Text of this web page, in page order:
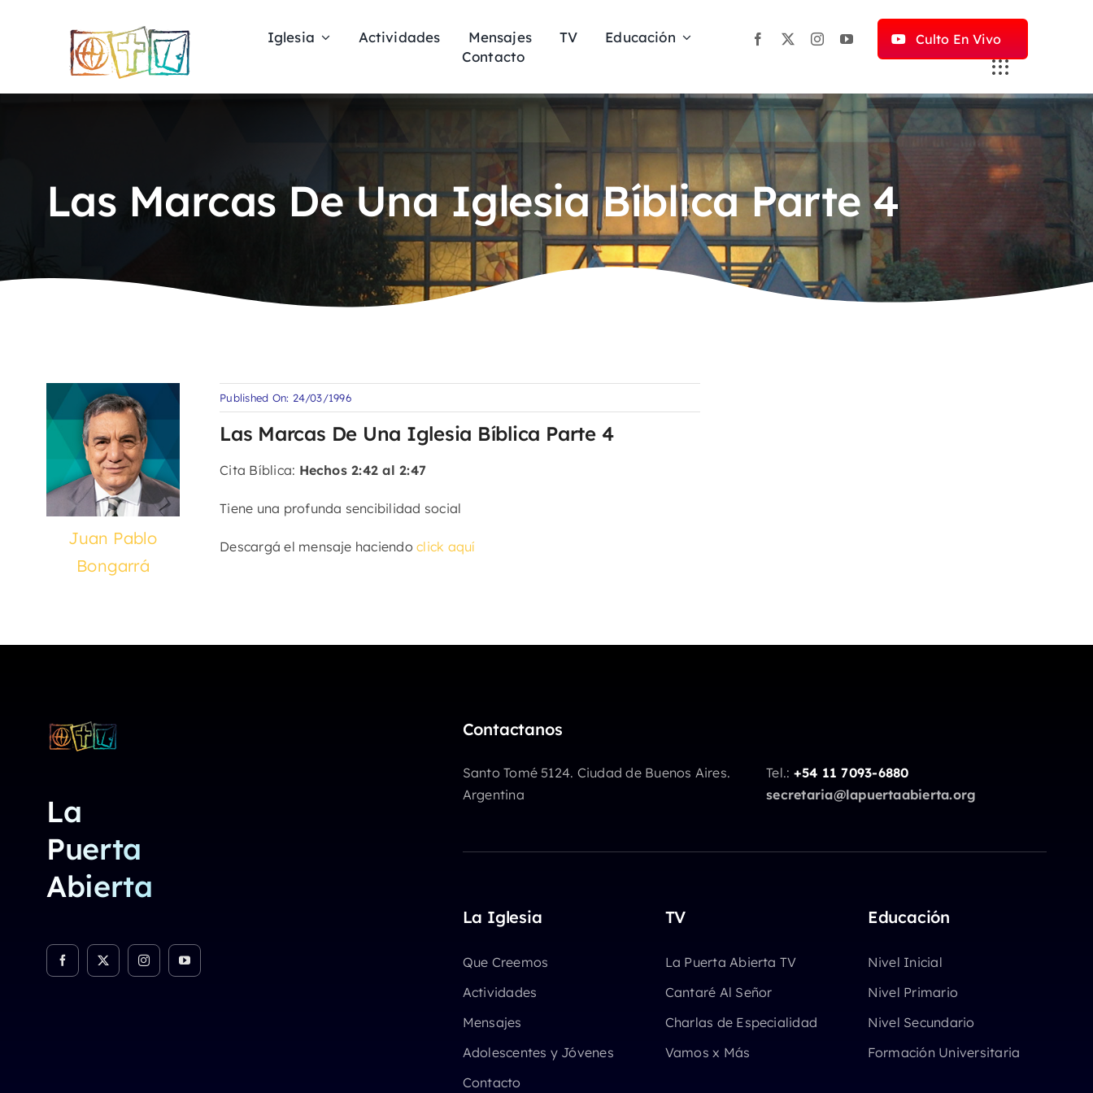
Iglesia Actividades Mensajes TV
Educación
Contacto
Culto En Vivo
Las Marcas De Una Iglesia Bíblica Parte 4
Juan Pablo
Bongarrá
Published On: 24/03/1996
Las Marcas De Una Iglesia Bíblica Parte 4
Cita Bíblica: Hechos 2:42 al 2:47
Tiene una profunda sencibilidad social
Descargá el mensaje haciendoclick aquí
La
Puerta
Abierta
Contactanos
Santo Tomé 5124. Ciudad de Buenos Aires.
Argentina
Tel.: +54 11 7093-6880
secretaria@lapuertaabierta.org
La Iglesia
Que Creemos
Actividades
Mensajes
Adolescentes y Jóvenes
Contacto
TV
La Puerta Abierta TV
Cantaré Al Señor
Charlas de Especialidad
Vamos x Más
Educación
Nivel Inicial
Nivel Primario
Nivel Secundario
Formación Universitaria